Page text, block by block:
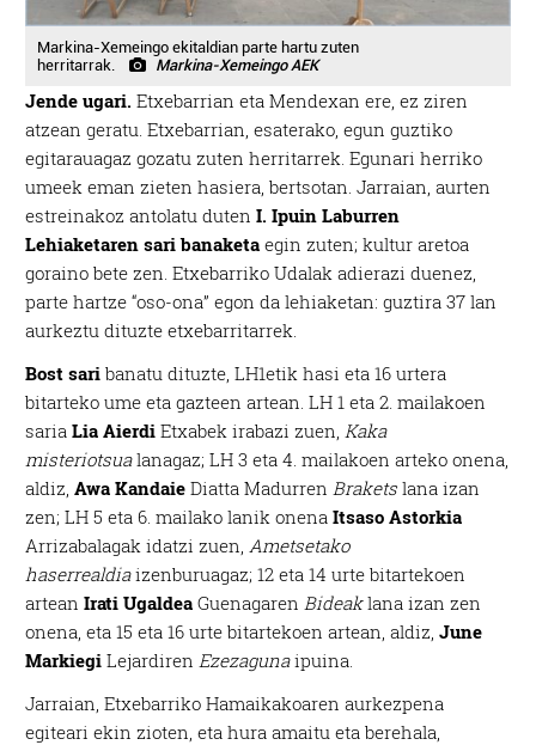
Markina-Xemeingo ekitaldian parte hartu zuten
herritarrak.
Markina-Xemeingo AEK
Jende ugari.Etxebarrian eta Mendexan ere, ez ziren
atzean geratu. Etxebarrian, esaterako, egun guztiko
egitarauagaz gozatu zuten herritarrek. Egunari herriko
umeek eman zieten hasiera, bertsotan. Jarraian, aurten
estreinakoz antolatu duten I. Ipuin Laburren
Lehiaketaren sari banaketa egin zuten; kultur aretoa
goraino bete zen. Etxebarriko Udalak adierazi duenez,
parte hartze “oso-ona” egon da lehiaketan: guztira 37 lan
aurkeztu dituzte etxebarritarrek.
Bost sari banatu dituzte, LH1etik hasi eta 16 urtera
bitarteko ume eta gazteen artean. LH 1 eta 2. mailakoen
sariaLia Aierdi Etxabek irabazi zuen, Kaka
misteriotsualanagaz; LH 3 eta 4. mailakoen arteko onena,
aldiz,Awa Kandaie Diatta Madurren Braketslana izan
zen; LH 5 eta 6. mailako lanik onenaItsaso Astorkia
Arrizabalagak idatzi zuen, Ametsetako
haserrealdiaizenburuagaz; 12 eta 14 urte bitartekoen
arteanIrati Ugaldea Guenagaren Bideaklana izan zen
onena, eta 15 eta 16 urte bitartekoen artean, aldiz,June
Markiegi Lejardiren Ezezagunaipuina.
Jarraian, Etxebarriko Hamaikakoaren aurkezpena
egiteari ekin zioten, eta hura amaitu eta berehala,